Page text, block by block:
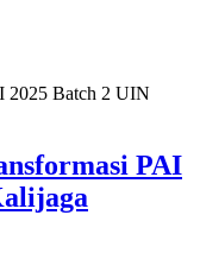
PAI